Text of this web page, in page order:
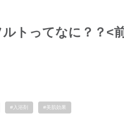
ルトってなに？？<
#入浴剤 #美肌効果